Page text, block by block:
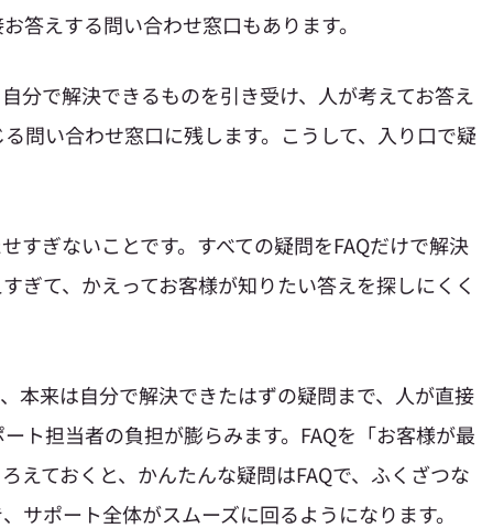
答えする問い合わせ窓口もあります。
分で解決できるものを引き受け、人が考えてお答え
問い合わせ窓口に残します。こうして、入り口で疑
すぎないことです。すべての疑問をFAQだけで解決
ぎて、かえってお客様が知りたい答えを探しにくく
本来は自分で解決できたはずの疑問まで、人が直接
ト担当者の負担が膨らみます。FAQを「お客様が最
えておくと、かんたんな疑問はFAQで、ふくざつな
サポート全体がスムーズに回るようになります。